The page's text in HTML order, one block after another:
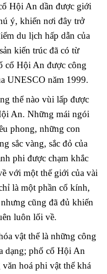
Hội An dần được giới
ý, khiến nơi đây trở
du lịch hấp dẫn của
kiến trúc đã có từ
cổ Hội An được công
UNESCO năm 1999.
thể nào vùi lấp được
An. Những mái ngói
phong, những con
sắc vàng, sắc đỏ của
phi được chạm khắc
với một thế giới của vài
là một phần cổ kính,
cũng đã đủ khiến
luôn lối về.
vật thể là những công
dạng; phố cổ Hội An
hoá phi vật thể khá